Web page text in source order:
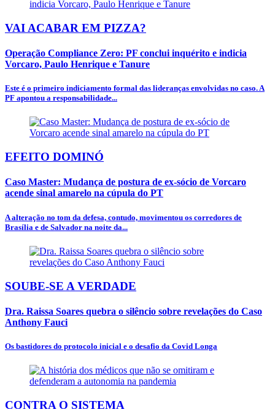
VAI ACABAR EM PIZZA?
Operação Compliance Zero: PF conclui inquérito e indicia
Vorcaro, Paulo Henrique e Tanure
Este é o primeiro indiciamento formal das lideranças envolvidas no caso. A
PF apontou a responsabilidade...
EFEITO DOMINÓ
Caso Master: Mudança de postura de ex-sócio de Vorcaro
acende sinal amarelo na cúpula do PT
A alteração no tom da defesa, contudo, movimentou os corredores de
Brasília e de Salvador na noite da...
SOUBE-SE A VERDADE
Dra. Raissa Soares quebra o silêncio sobre revelações do Caso
Anthony Fauci
Os bastidores do protocolo inicial e o desafio da Covid Longa
CONTRA O SISTEMA